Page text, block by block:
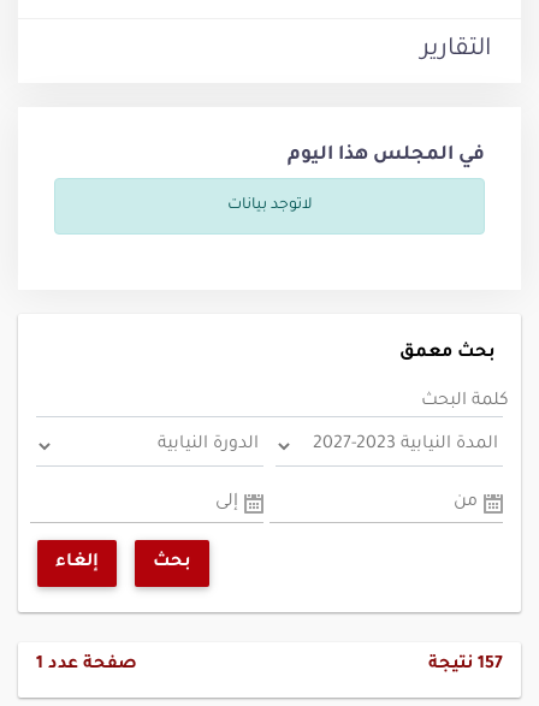
التقارير
في المجلس هذا اليوم
لاتوجد بيانات
بحث معمق
كلمة البحث
من إلى
بحث إلغاء
157 نتيجة صفحة عدد 1